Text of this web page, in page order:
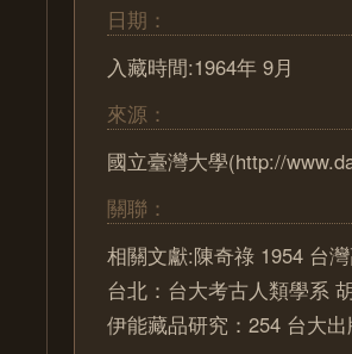
日期：
入藏時間:1964年 9月
來源：
國立臺灣大學(http://
關聯：
相關文獻:陳奇祿 1954 台
台北：台大考古人類學系
伊能藏品研究：254 台大